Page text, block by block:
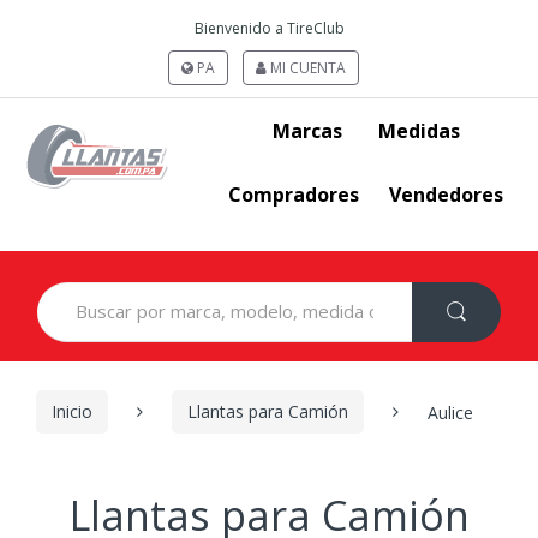
Bienvenido a TireClub
PA
MI CUENTA
Marcas Medidas
Compradores Vendedores
Search
for:
Inicio Llantas para Camión Aulice
Llantas para Camión